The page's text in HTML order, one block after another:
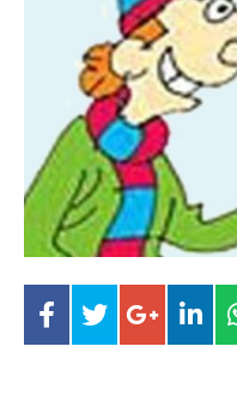
Dana karkas alım
artırıldı
Nevşin Mengü,
çıkışını yorumladı
19:12 Endonezya’da
ölü